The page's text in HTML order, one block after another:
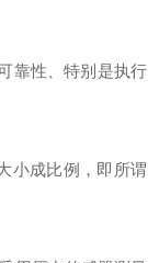
靠性、特别是执行
小成比例，即所谓